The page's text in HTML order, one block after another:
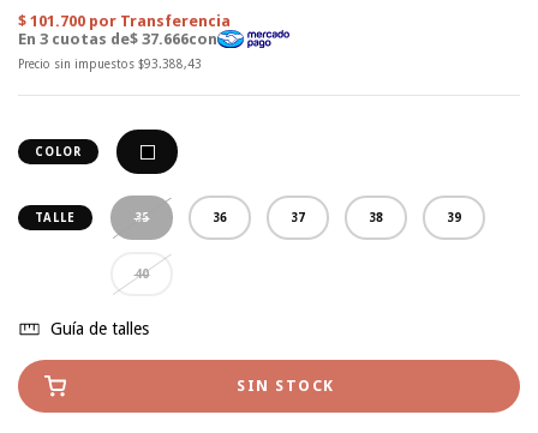
Precio sin impuestos $93.388,43
COLOR
TALLE 35 36 37 38 39
40
Guía de talles